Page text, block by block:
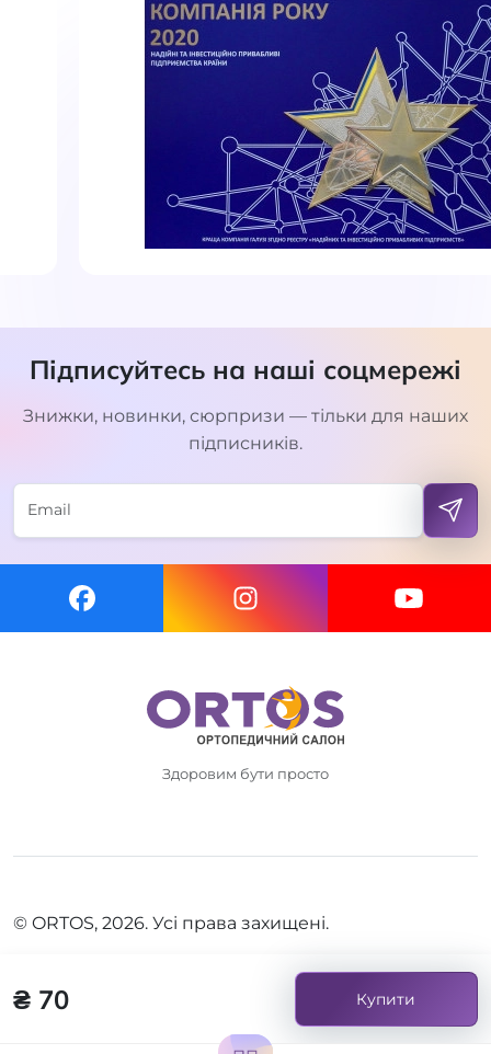
₴ 70 Купити
Підписуйтесь на наші соцмережі
Знижки, новинки, сюрпризи — тільки для наших
підписників.
Здоровим бути просто
© ORTOS, 2026. Усі права захищені.